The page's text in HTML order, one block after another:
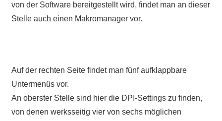
von der Software bereitgestellt wird, findet man an dieser
Stelle auch einen Makromanager vor.
Auf der rechten Seite findet man fünf aufklappbare
Untermenüs vor.
An oberster Stelle sind hier die DPI-Settings zu finden,
von denen werksseitig vier von sechs möglichen